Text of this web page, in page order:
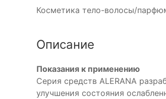
Косметика тело-волосы/
Описание
Показания к применению
Серия средств ALERANA
улучшения состояния